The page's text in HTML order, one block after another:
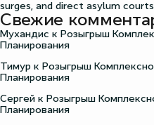
surges, and direct asylum courts
Свежие
Мухандис к Розыгрыш
Планирования
Тимур к Розыгрыш
Планирования
Сергей к Розыгрыш
Планирования